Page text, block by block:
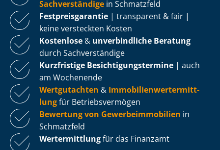
Sachverständige in Schmatzfeld
Fest­preis­ga­ran­tie | transparent & fair |
keine versteckten Kosten
Kostenlose & unverbindliche Beratung
durch Sachverständige
Kurzfristige Be­sich­ti­gungs­ter­mi­ne | auch
am Wochenende
Wertgutachten & Im­mo­bi­li­en­wert­ermitt­
lungfür Be­triebs­ver­mö­gen
Bewertung von Ge­wer­be­im­mo­bi­li­en in
Schmatzfeld
Wertermittlungfür das Finanzamt